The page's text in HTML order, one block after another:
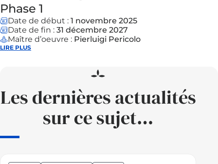
Phase 1
Date de début : 1 novembre 2025
Date de fin : 31 décembre 2027
Maître d’oeuvre : Pierluigi Pericolo
LIRE PLUS
Les dernières actualités
sur ce sujet…